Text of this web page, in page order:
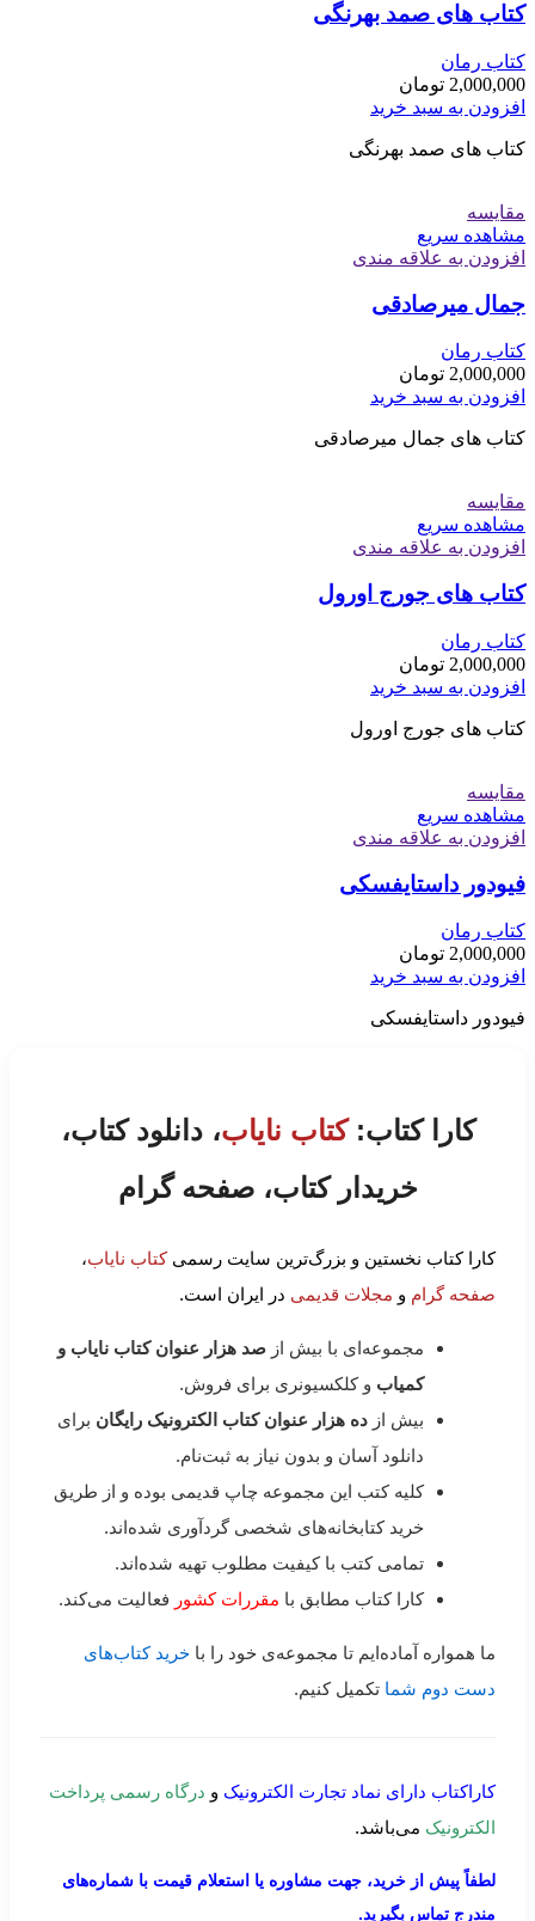
کتاب های صمد بهرنگی
کتاب رمان
2,000,000 تومان
افزودن به سبد خرید
کتاب های صمد بهرنگی
مقایسه
مشاهده سریع
افزودن به علاقه مندی
جمال میرصادقی
کتاب رمان
2,000,000 تومان
افزودن به سبد خرید
کتاب های جمال میرصادقی
مقایسه
مشاهده سریع
افزودن به علاقه مندی
کتاب های جورج اورول
کتاب رمان
2,000,000 تومان
افزودن به سبد خرید
کتاب های جورج اورول
مقایسه
مشاهده سریع
افزودن به علاقه مندی
فیودور داستایفسکی
کتاب رمان
2,000,000 تومان
افزودن به سبد خرید
فیودور داستایفسکی
کارا کتاب:کتاب نایاب، دانلود کتاب،
خریدار کتاب، صفحه گرام
کارا کتاب نخستین و بزرگ‌ترین سایت رسمیکتاب نایاب،
صفحه گرام و مجلات قدیمی در ایران است.
مجموعه‌ای با بیش از صد هزار عنوان کتاب نایاب و
کمیاب و کلکسیونری برای فروش.
بیش از ده هزار عنوان کتاب الکترونیک رایگان برای
دانلود آسان و بدون نیاز به ثبت‌نام.
کلیه کتب این مجموعه چاپ قدیمی بوده و از طریق
خرید کتابخانه‌های شخصی گردآوری شده‌اند.
تمامی کتب با کیفیت مطلوب تهیه شده‌اند.
کارا کتاب مطابق با مقررات کشور فعالیت می‌کند.
ما همواره آماده‌ایم تا مجموعه‌ی خود را با خرید کتاب‌های
دست دوم شما تکمیل کنیم.
کاراکتاب دارای نماد تجارت الکترونیک و درگاه رسمی پرداخت
الکترونیک می‌باشد.
لطفاً پیش از خرید، جهت مشاوره یا استعلام قیمت با شماره‌های
مندرج تماس بگیرید.